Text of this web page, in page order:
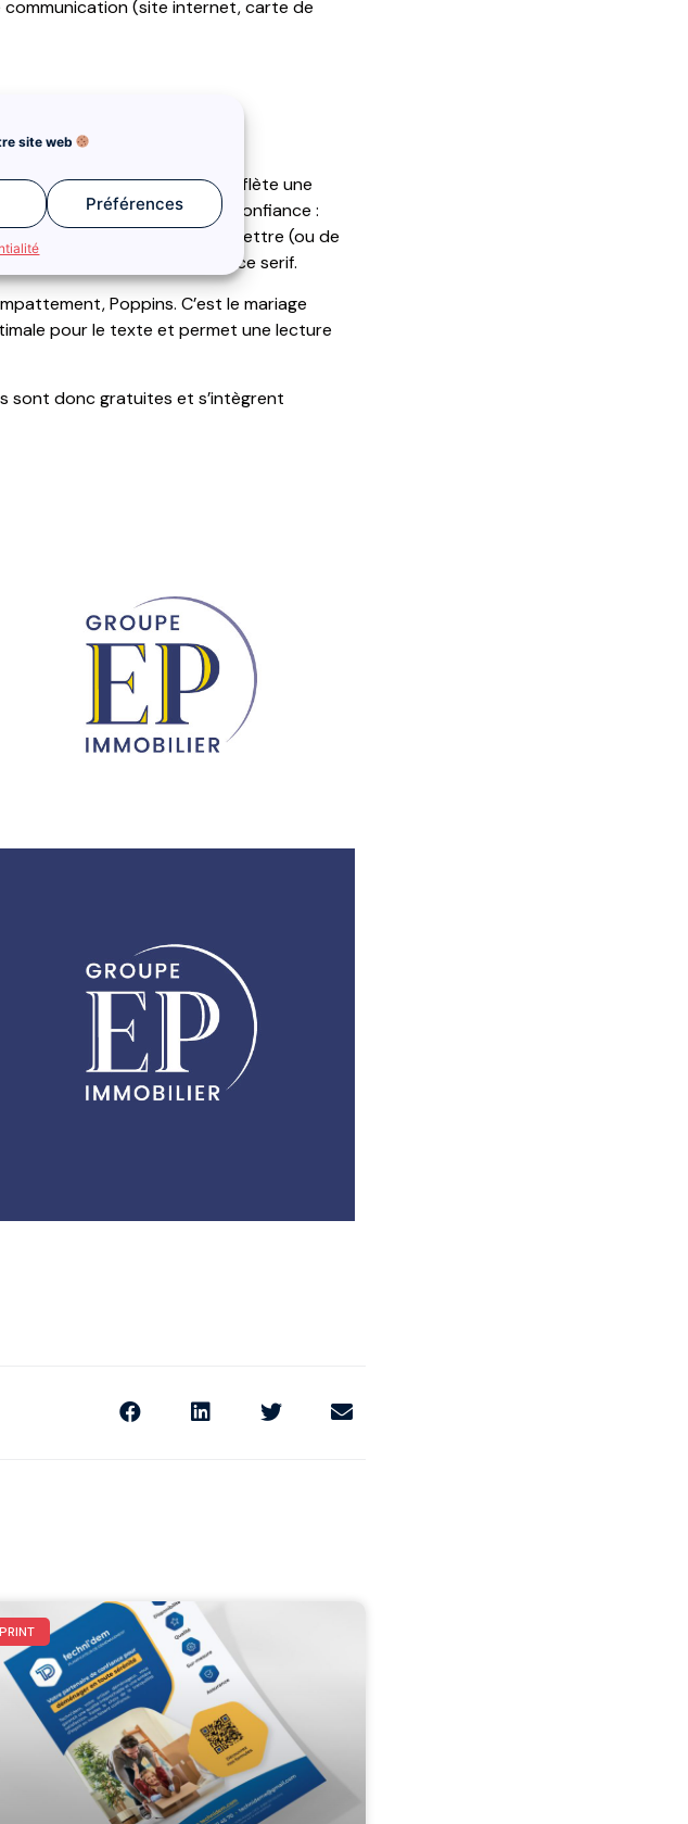
site web
Préférences
(site internet, carte de
de logo
DM Serif Display, qui reflète une
image sérieuse et digne de confiance :
travail de couleur sur chaque lettre (ou de
supplémentaire à cette police serif.
Poppins. C’est le mariage
pour le texte et permet une lecture
sont donc gratuites et s’intègrent
PRINT